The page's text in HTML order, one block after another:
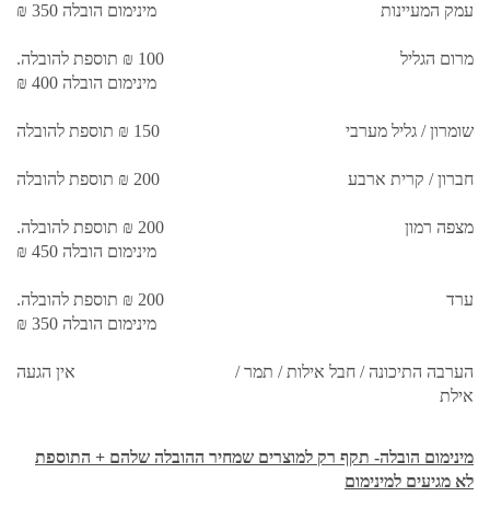
עמק המעיינות
מינימום הובלה 350 ₪
מרום הגליל
100 ₪ תוספת להובלה.
מינימום הובלה 400 ₪
שומרון / גליל מערבי 150 ₪ תוספת להובלה
חברון / קרית ארבע 200 ₪ תוספת להובלה
מצפה רמון
200 ₪ תוספת להובלה.
מינימום הובלה 450 ₪
ערד
200 ₪ תוספת להובלה.
מינימום הובלה 350 ₪
הערבה התיכונה / חבל אילות / תמר /
אילת
אין הגעה
מינימום הובלה- תקף רק למוצרים שמחיר ההובלה שלהם + התוספת
לא מגיעים למינימום